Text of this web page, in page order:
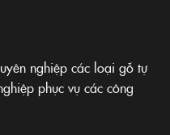
nghiệp các loại gỗ tự
phục vụ các công